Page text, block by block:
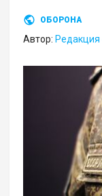
ОБОРОНА
Автор: Редакция